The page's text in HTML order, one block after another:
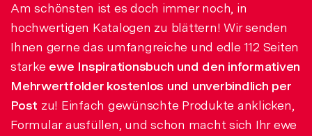
Am schönsten ist es doch immer noch, in
hochwertigen Katalogen zu blättern! Wir senden
Ihnen gerne das umfangreiche und edle 112 Seiten
starke ewe Inspirationsbuch und den informativen
Mehrwertfolder kostenlos und unverbindlich per
Post zu! Einfach gewünschte Produkte anklicken,
Formular ausfüllen, und schon macht sich Ihr ewe